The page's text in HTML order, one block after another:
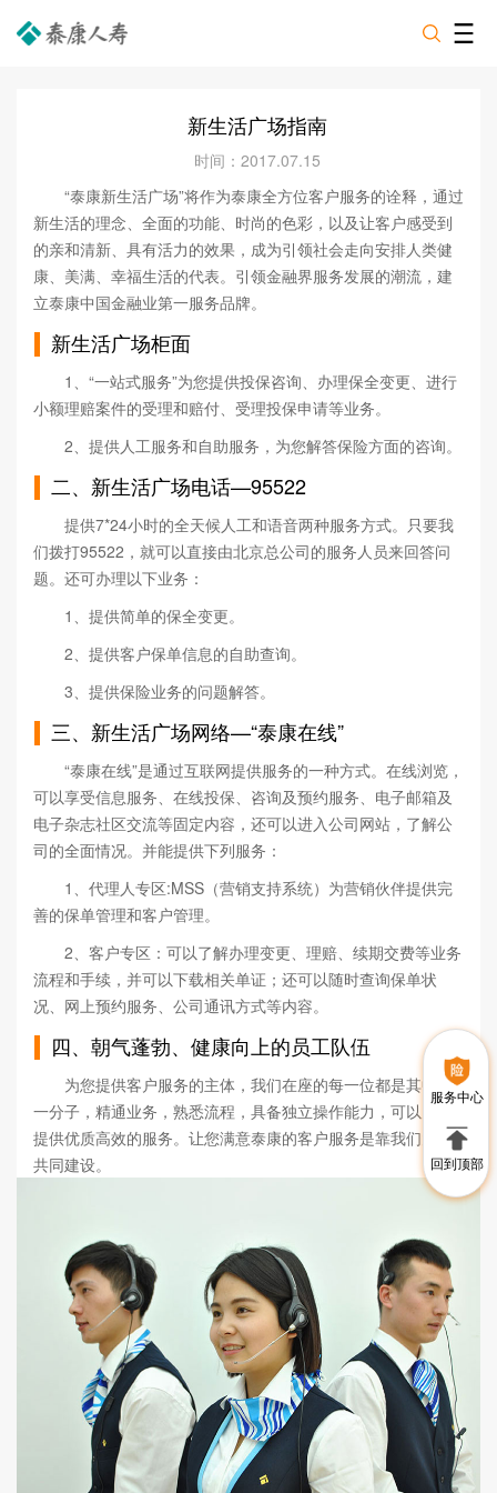
服务中心
回到顶部
新生活广场指南
时间：2017.07.15
“泰康新生活广场”将作为泰康全方位客户服务的诠释，通过
新生活的理念、全面的功能、时尚的色彩，以及让客户感受到
的亲和清新、具有活力的效果，成为引领社会走向安排人类健
康、美满、幸福生活的代表。引领金融界服务发展的潮流，建
立泰康中国金融业第一服务品牌。
新生活广场柜面
1、“一站式服务”为您提供投保咨询、办理保全变更、进行
小额理赔案件的受理和赔付、受理投保申请等业务。
2、提供人工服务和自助服务，为您解答保险方面的咨询。
二、新生活广场电话—95522
提供7*24小时的全天候人工和语音两种服务方式。只要我
们拨打95522，就可以直接由北京总公司的服务人员来回答问
题。还可办理以下业务：
1、提供简单的保全变更。
2、提供客户保单信息的自助查询。
3、提供保险业务的问题解答。
三、新生活广场网络—“泰康在线”
“泰康在线”是通过互联网提供服务的一种方式。在线浏览，
可以享受信息服务、在线投保、咨询及预约服务、电子邮箱及
电子杂志社区交流等固定内容，还可以进入公司网站，了解公
司的全面情况。并能提供下列服务：
1、代理人专区:MSS（营销支持系统）为营销伙伴提供完
善的保单管理和客户管理。
2、客户专区：可以了解办理变更、理赔、续期交费等业务
流程和手续，并可以下载相关单证；还可以随时查询保单状
况、网上预约服务、公司通讯方式等内容。
四、朝气蓬勃、健康向上的员工队伍
为您提供客户服务的主体，我们在座的每一位都是其中的
一分子，精通业务，熟悉流程，具备独立操作能力，可以为您
提供优质高效的服务。让您满意泰康的客户服务是靠我们大家
共同建设。